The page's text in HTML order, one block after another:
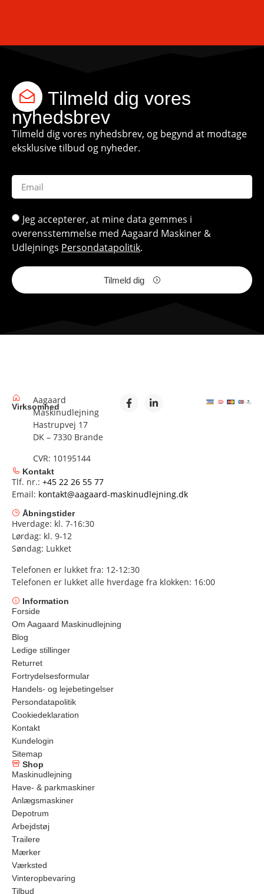
Tilmeld dig vores
nyhedsbrev
Tilmeld dig vores nyhedsbrev, og begynd at modtage
eksklusive tilbud og nyheder.
Jeg accepterer, at mine data gemmes i
overensstemmelse med Aagaard Maskiner &
Udlejnings Persondatapolitik.
Tilmeld dig
Virksomhed
Aagaard
Maskinudlejning
Hastrupvej 17
DK – 7330 Brande
CVR: 10195144
Kontakt
Tlf. nr.: +45 22 26 55 77
Email: kontakt@aagaard-maskinudlejning.dk
Åbningstider
Hverdage: kl. 7-16:30
Lørdag: kl. 9-12
Søndag: Lukket
Telefonen er lukket fra: 12-12:30
Telefonen er lukket alle hverdage fra klokken: 16:00
Information
Forside
Om Aagaard Maskinudlejning
Blog
Ledige stillinger
Returret
Fortrydelsesformular
Handels- og lejebetingelser
Persondatapolitik
Cookiedeklaration
Kontakt
Kundelogin
Sitemap
Shop
Maskinudlejning
Have- & parkmaskiner
Anlægsmaskiner
Depotrum
Arbejdstøj
Trailere
Mærker
Værksted
Vinteropbevaring
Tilbud